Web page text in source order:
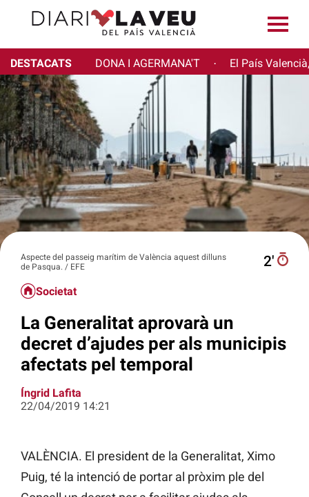
DESTACATS DONA I AGERMANA'T · El País
Aspecte del passeig marítim de València aquest dilluns
de Pasqua. / EFE
2′
Societat
La Generalitat aprovarà un
decret d’ajudes per als municipis
afectats pel temporal
Íngrid Lafita
22/04/2019 14:21
VALÈNCIA. El president de la Generalitat, Ximo
Puig, té la intenció de portar al pròxim ple del